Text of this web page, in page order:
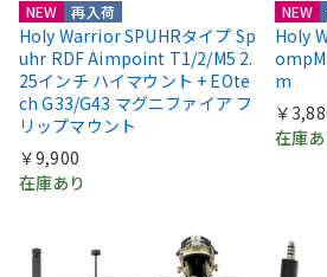
NEW 再入荷
Holy Warrior SPUHRタイプ Sp
uhr RDF Aimpoint T1/2/M5 2.
25インチ ハイマウント + EOte
ch G33/G43 マグニファイア フ
リップマウント
￥9,900
在庫あり
NEW
Holy
m
￥
在庫あ